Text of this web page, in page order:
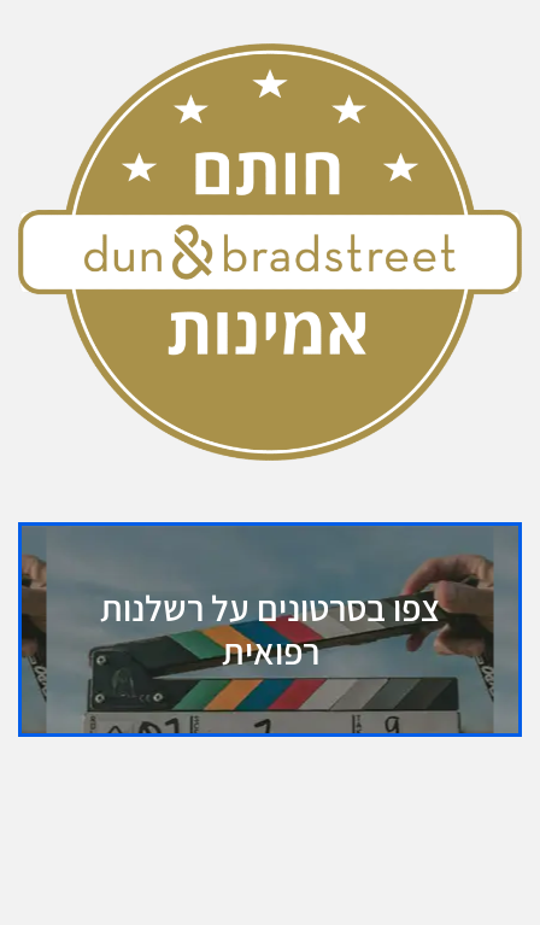
צפו בסרטונים על רשלנות
רפואית